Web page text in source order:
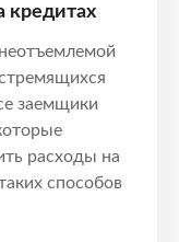
кредитах
заемщики
расходы на
способов